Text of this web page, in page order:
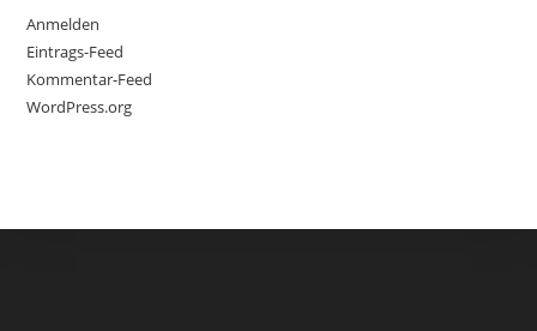
Anmelden
Eintrags-Feed
Kommentar-Feed
WordPress.org